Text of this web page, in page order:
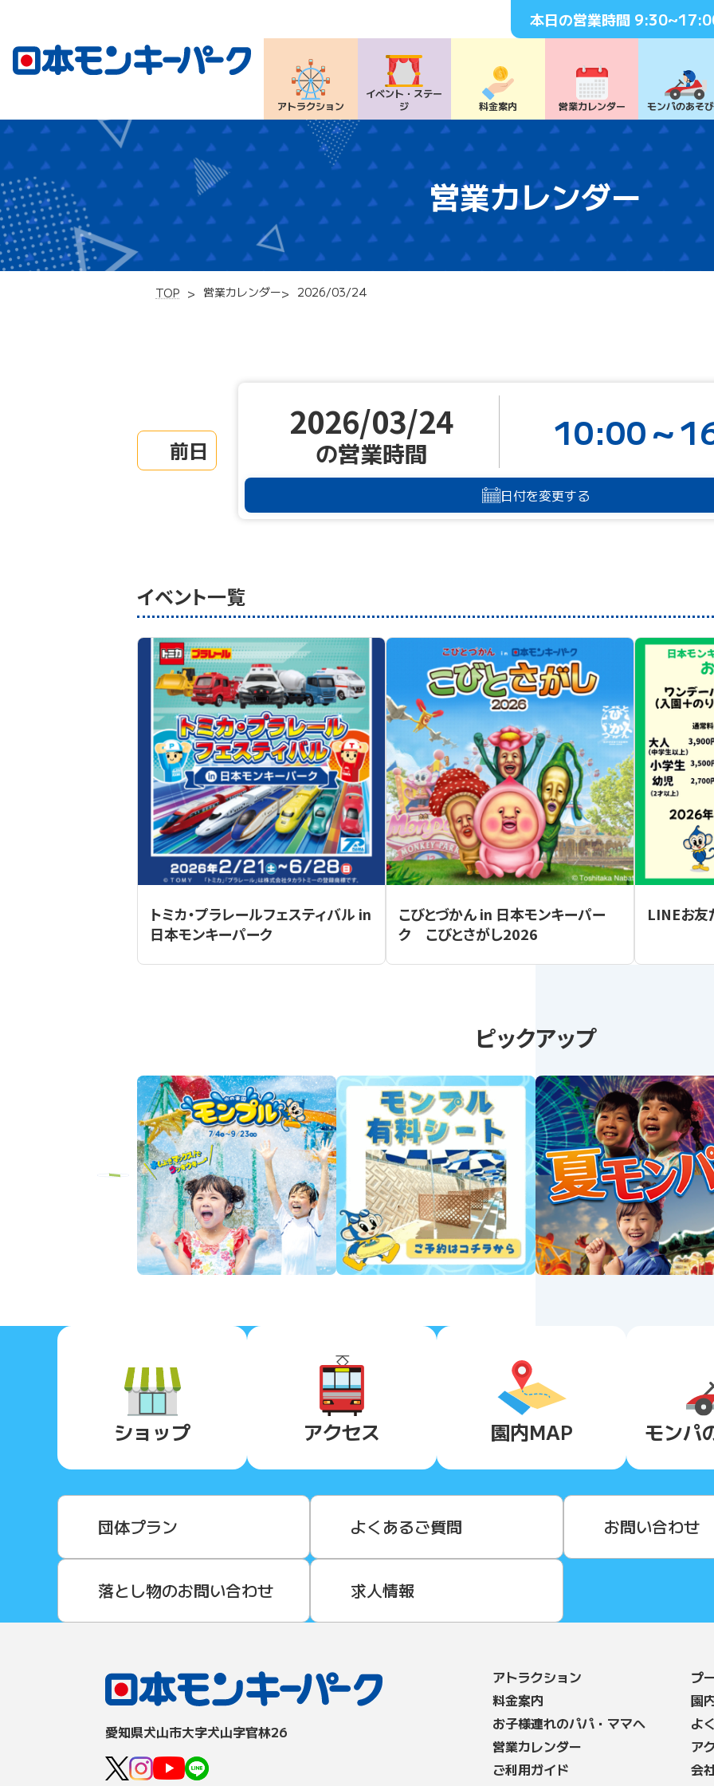
本日の営業時間
アトラクション
イベント・ ステー
ジ
料⾦案内 営業カレンダー モンパのあそ
営業カレンダー
TOP 営業カレンダー 2026/03/24
前日
2026/03/24
の営業時間 10:00～
日付を変更する
イベント一覧
トミカ・プラレールフェスティバル in
日本モンキーパーク
こびとづかん in 日本モンキーパー
ク こびとさがし2026
LINEお友
ピックアップ
Previous
ショップ アクセス 園内MAP モンパ
団体プラン よくあるご質問 お問い合わせ
落とし物のお問い合わせ 求人情報
愛知県⽝⼭市⼤字⽝⼭字官林26
アトラクション
料⾦案内
お子様連れのパパ・ママへ
営業カレンダー
ご利用ガイド
プ
園
よ
ア
会